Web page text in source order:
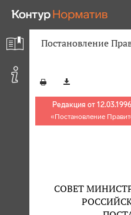
Постановление
Редакция от
«Постановление
СОВЕТ